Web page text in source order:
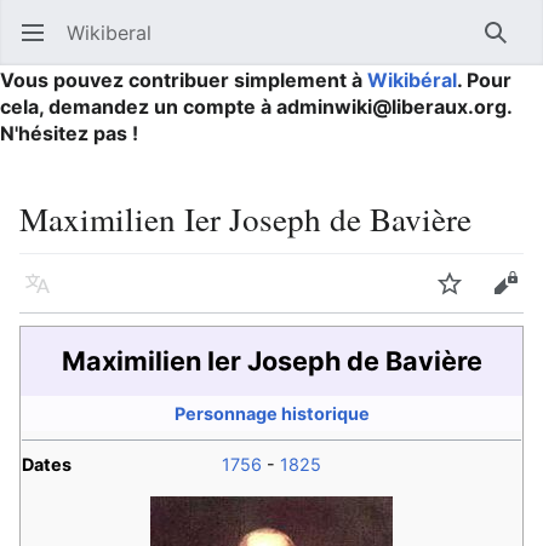
Ouvrir le menu principal Wikiberal
Vous pouvez contribuer simplement à Wikibéral. Pour
cela, demandez un compte à adminwiki@liberaux.org.
N'hésitez pas !
Maximilien Ier Joseph de Bavière
Langue Suivre
Maximilien Ier Joseph de Bavière
Personnage historique
Dates 1756 - 1825